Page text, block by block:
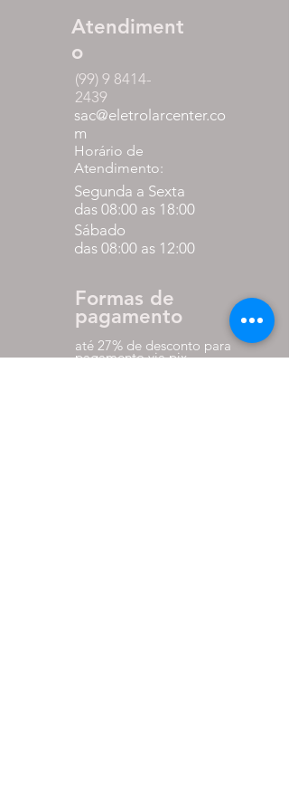
Atendiment
o
(99) 9 8414-
2439
sac@eletrolarcenter.co
m
Horário de
Atendimento:
Segunda a Sexta
das 08:00 as 18:00
Sábado
das 08:00 as 12:00
Formas de
pagamento
até 27% de desconto para
pagamento via pix